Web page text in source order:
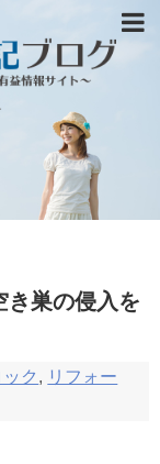
き巣の侵入を
ク , リフォー